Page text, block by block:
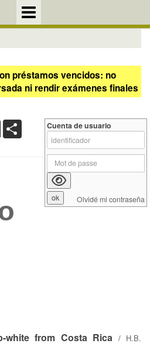
préstamos vencidos: no
ni rendir exámenes finales
Copy
Link
from Costa Rica / H.B.
Cuenta de usuario
Olvidé mi contraseña